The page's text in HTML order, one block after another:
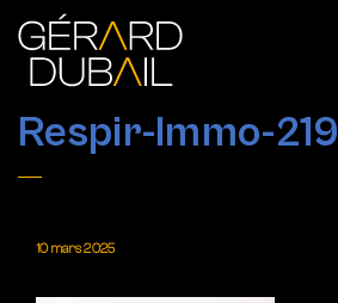
Respir-Immo-219
10 mars 2025